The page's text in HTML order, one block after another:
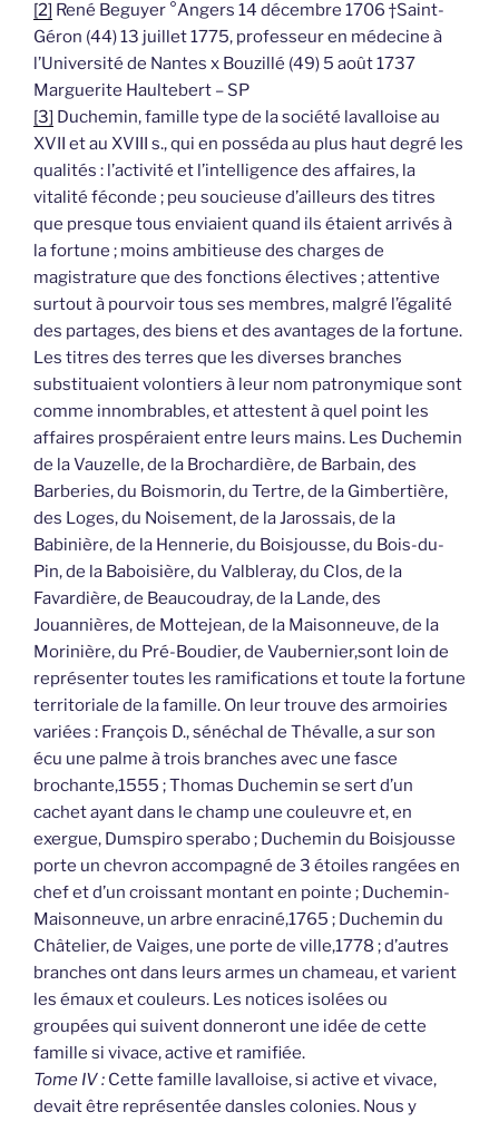
[2] René Beguyer °Angers 14 décembre 1706 †Saint-
Géron (44) 13 juillet 1775, professeur en médecine à
l’Université de Nantes x Bouzillé (49) 5 août 1737
Marguerite Haultebert – SP
[3] Duchemin, famille type de la société lavalloise au
XVII et au XVIII s., qui en posséda au plus haut degré les
qualités : l’activité et l’intelligence des affaires, la
vitalité féconde ; peu soucieuse d’ailleurs des titres
que presque tous enviaient quand ils étaient arrivés à
la fortune ; moins ambitieuse des charges de
magistrature que des fonctions électives ; attentive
surtout à pourvoir tous ses membres, malgré l’égalité
des partages, des biens et des avantages de la fortune.
Les titres des terres que les diverses branches
substituaient volontiers à leur nom patronymique sont
comme innombrables, et attestent à quel point les
affaires prospéraient entre leurs mains. Les Duchemin
de la Vauzelle, de la Brochardière, de Barbain, des
Barberies, du Boismorin, du Tertre, de la Gimbertière,
des Loges, du Noisement, de la Jarossais, de la
Babinière, de la Hennerie, du Boisjousse, du Bois-du-
Pin, de la Baboisière, du Valbleray, du Clos, de la
Favardière, de Beaucoudray, de la Lande, des
Jouannières, de Mottejean, de la Maisonneuve, de la
Morinière, du Pré-Boudier, de Vaubernier,sont loin de
représenter toutes les ramifications et toute la fortune
territoriale de la famille. On leur trouve des armoiries
variées : François D., sénéchal de Thévalle, a sur son
écu une palme à trois branches avec une fasce
brochante,1555 ; Thomas Duchemin se sert d’un
cachet ayant dans le champ une couleuvre et, en
exergue, Dumspiro sperabo ; Duchemin du Boisjousse
porte un chevron accompagné de 3 étoiles rangées en
chef et d’un croissant montant en pointe ; Duchemin-
Maisonneuve, un arbre enraciné,1765 ; Duchemin du
Châtelier, de Vaiges, une porte de ville,1778 ; d’autres
branches ont dans leurs armes un chameau, et varient
les émaux et couleurs. Les notices isolées ou
groupées qui suivent donneront une idée de cette
famille si vivace, active et ramifiée.
Tome IV : Cette famille lavalloise, si active et vivace,
devait être représentée dansles colonies. Nous y